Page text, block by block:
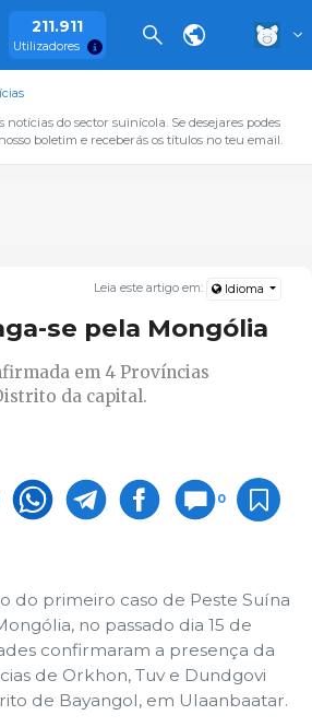
211.911
Utilizadores
do sector suinícola. Se desejares podes
boletim e receberás os títulos no teu email.
Leia este artigo em: Idioma
se pela Mongólia
em 4 Províncias
da capital.
0
do primeiro caso de Peste Suína
no passado dia 15 de
confirmaram a presença da
de Orkhon, Tuv e Dundgovi
de Bayangol, em Ulaanbaatar.